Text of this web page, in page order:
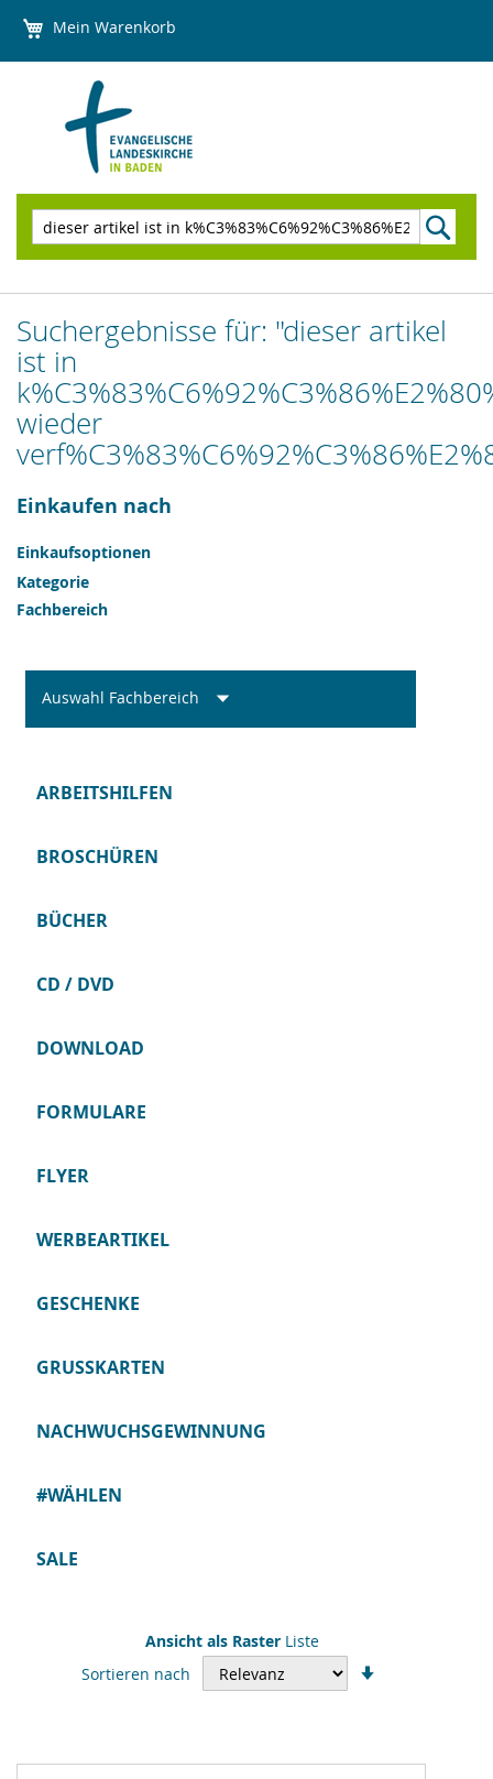
Mein Warenkorb
zum
Suchen
Suchergebnisse für: "dieser artikel
ist in
wieder
Ansicht als Raster Liste
Sortieren nach
Einkaufen nach
Einkaufsoptionen
Kategorie
Fachbereich
Auswahl Fachbereich
ARBEITSHILFEN
BROSCHÜREN
BÜCHER
CD / DVD
DOWNLOAD
FORMULARE
FLYER
WERBEARTIKEL
GESCHENKE
GRUSSKARTEN
NACHWUCHSGEWINNUNG
#WÄHLEN
SALE